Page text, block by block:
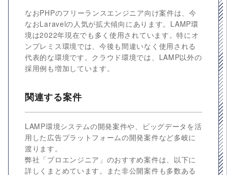
なおPHPのフリーランスエンジニア向け案件は、今
なおLaravelの人気が拡大傾向にあります。LAMP環
境は2022年現在でも多く使用されています。特にオ
ンプレミス環境では、今後も間違いなく使用される
代表的な環境です。クラウド環境では、LAMP以外の
採用例も増加しています。
関連する案件
LAMP環境システムの開発案件や、ビッグデータを活
用した広告プラットフォームの開発案件など多岐に
渡ります。
弊社「プロエンジニア」のおすすめ案件は、以下に
詳しくまとめています。また非公開案件も多数ある